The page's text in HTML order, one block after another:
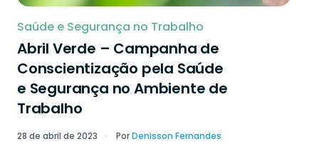
Saúde e Segurança no Trabalho
Abril Verde – Campanha de
Conscientização pela Saúde
e Segurança no Ambiente de
Trabalho
28 de abril de 2023 PorDenisson Fernandes